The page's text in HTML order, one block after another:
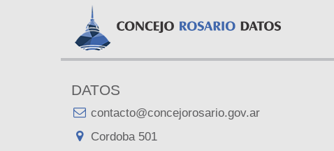
DATOS
contacto@concejorosario.gov.ar
Cordoba 501